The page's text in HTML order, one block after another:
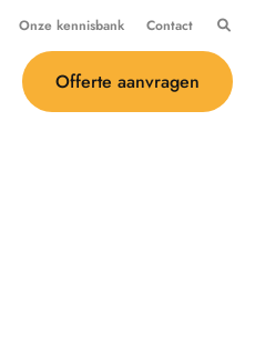
Onze kennisbank Contact
Offerte aanvragen